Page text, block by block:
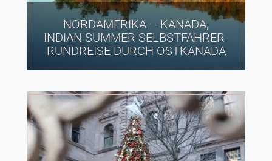
NORDAMERIKA – KANADA,
INDIAN SUMMER SELBSTFAHRER-
RUNDREISE DURCH OSTKANADA